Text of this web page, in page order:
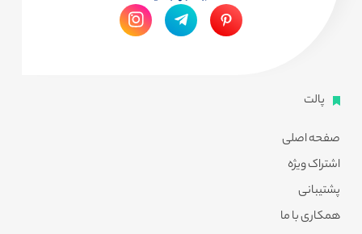
پالت
صفحه اصلی
اشتراک ویژه
پشتیبانی
همکاری با ما